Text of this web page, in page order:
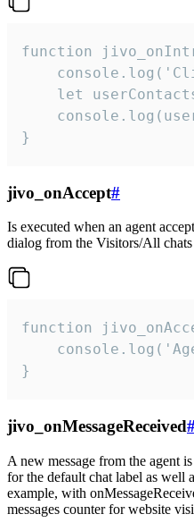
function
let
}
jivo_onAccept#
Is executed when an agent
dialog from the Visitors/All
function
}
jivo_onMessageReceived
A new message from the agent
for the default chat label as well
example, with
messages counter for website